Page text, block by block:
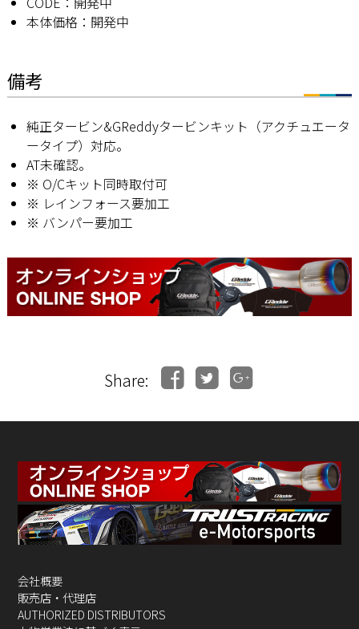
本体価格：開発中
備考
純正タービン&GReddyタービンキット（アクチュエータ
ータイプ）対応。
AT未確認。
※ O/Cキット同時取付可
※ レインフォース要加工
※ バンパー要加工
Share:
会社概要
販売店・代理店
AUTHORIZED DISTRIBUTORS